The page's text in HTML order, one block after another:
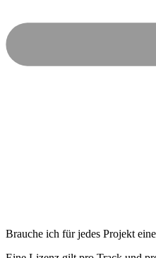
Brauche ich für jedes Projekt